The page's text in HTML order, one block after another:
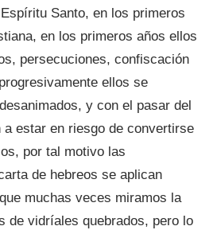
Santo, en los primeros
en los primeros años ellos
persecuciones, confiscación
ellos se
y con el pasar del
a estar en riesgo de convertirse
por tal motivo las
de hebreos se aplican
muchas veces miramos la
de vidríales quebrados, pero lo